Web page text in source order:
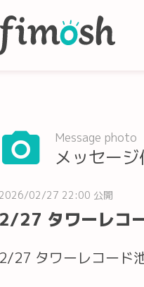
Message photo
メッセージ
2026/02/27 22:00 公開
2/27 タワーレコ
2/27 タワーレコード